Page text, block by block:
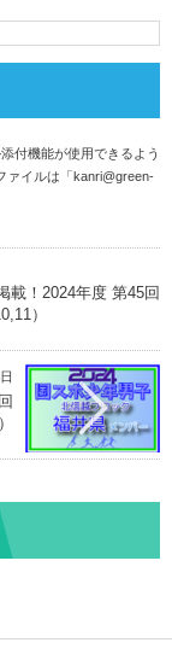
付機能が使用できるよう
ァイルは「 kanri@green-
載！2024年度 第45回
）